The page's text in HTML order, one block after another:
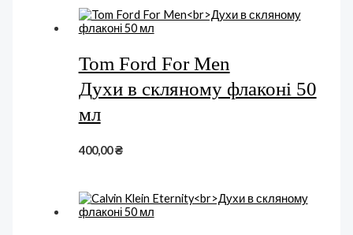
Tom Ford For Men
Духи в скляному флаконі 50
мл
400,00₴